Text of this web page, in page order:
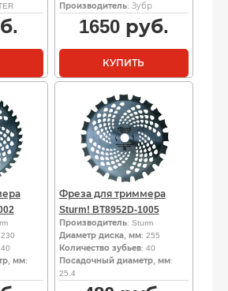
Производитель: Зубр
1650руб.
КУПИТЬ
мм:
Фреза для триммера
Sturm! BT8952D-1005
Производитель: Sturm
Диаметр диска, мм: 255
Количество зубьев: 40
Посадочный диаметр, мм:
25.4